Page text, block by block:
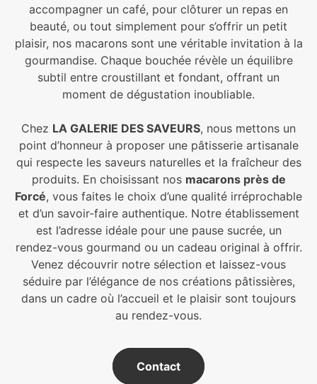
accompagner un café, pour clôturer un repas en
beauté, ou tout simplement pour s’offrir un petit
plaisir, nos macarons sont une véritable invitation à la
gourmandise. Chaque bouchée révèle un équilibre
subtil entre croustillant et fondant, offrant un
moment de dégustation inoubliable.
Chez LA GALERIE DES SAVEURS, nous mettons un
point d’honneur à proposer une pâtisserie artisanale
qui respecte les saveurs naturelles et la fraîcheur des
produits. En choisissant nos macarons près de
Forcé, vous faites le choix d’une qualité irréprochable
et d’un savoir-faire authentique. Notre établissement
est l’adresse idéale pour une pause sucrée, un
rendez-vous gourmand ou un cadeau original à offrir.
Venez découvrir notre sélection et laissez-vous
séduire par l’élégance de nos créations pâtissières,
dans un cadre où l’accueil et le plaisir sont toujours
au rendez-vous.
Contact